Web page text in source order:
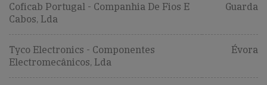
Coficab Portugal - Companhia De Fios E
Cabos, Lda
Guarda
Tyco Electronics - Componentes
Electromecânicos, Lda
Évora